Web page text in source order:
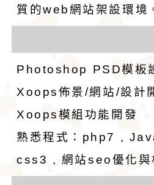
犬的狩獵
似梗類犬
娃娃成為
質的web網站架設環境
Photoshop PSD模板
Xoops佈景/網站/設計
Xoops模組功能開發
熟悉程式：php7 ,
css3 , 網站seo優化與